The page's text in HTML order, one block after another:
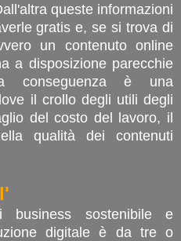
queste informazioni
gratis e, se si trova di
un contenuto online
a disposizione parecchie
conseguenza è una
il crollo degli utili degli
del costo del lavoro, il
qualità dei contenuti
business sostenibile e
digitale è da tre o